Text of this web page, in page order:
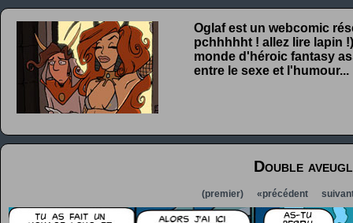
Oglaf est un webcomic
pchhhhht ! allez lire lapin
monde d'héroic fantasy
entre le sexe et l'humour...
Double
(premier) «précédent